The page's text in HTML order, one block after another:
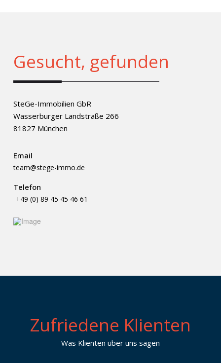
Gesucht, gefunden
SteGe-Immobilien GbR
Wasserburger Landstraße 266
81827 München
Email
team@stege-immo.de
Telefon
+49 (0) 89 45 45 46 61
Zufriedene Klienten
Was Klienten über uns sagen